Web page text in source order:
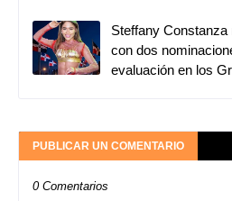
Steffany
con dos
evaluación en los
PUBLICAR UN COMENTARIO
0 Comentarios